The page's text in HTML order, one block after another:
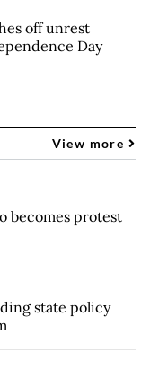
off unrest
Day
View more
becomes protest
state policy